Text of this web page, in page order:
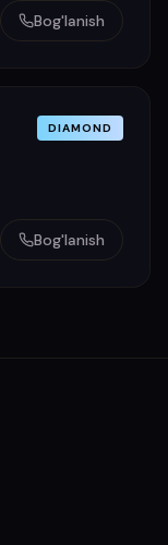
Bog'lanish
DIAMOND
Bog'lanish